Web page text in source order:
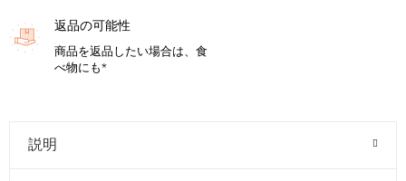
返品の可能性
商品を返品したい場合は、食
べ物にも*
説明